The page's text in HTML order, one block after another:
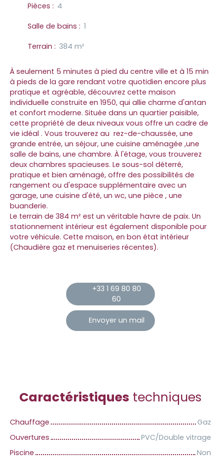
Pièces : 4
Salle de bains : 1
Terrain : 384 m²
À seulement 5 minutes à pied du centre ville et à 15 min
à pieds de la gare rendant votre quotidien encore plus
pratique et agréable, découvrez cette maison
individuelle construite en 1950, qui allie charme d'antan
et confort moderne. Située dans un quartier paisible,
cette propriété de deux niveaux vous offre un cadre de
vie idéal . Vous trouverez au rez-de-chaussée, une
grande entrée, un séjour, une cuisine aménagée ,une
salle de bains, une chambre. À l'étage, vous trouverez
deux chambres spacieuses. Le sous-sol déterré,
pratique et bien aménagé, offre des possibilités de
rangement ou d'espace supplémentaire avec un
garage, une cuisine d'été, un wc, une pièce , une
buanderie.
Le terrain de 384 m² est un véritable havre de paix. Un
stationnement intérieur est également disponible pour
votre véhicule. Cette maison, en bon état intérieur
(Chaudière gaz et menuiseries récentes).
+33 1 69 80 80
60
Envoyer un mail
Caractéristiques techniques
Chauffage
Gaz
Ouvertures
PVC/Double vitrage
Piscine
Non